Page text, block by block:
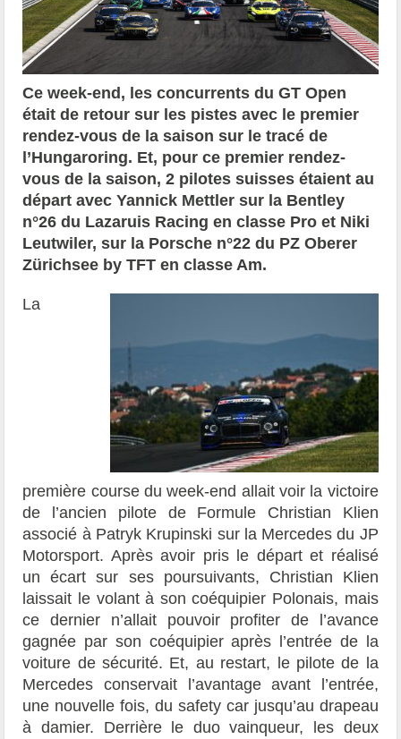
Ce week-end, les concurrents du GT Open
était de retour sur les pistes avec le premier
rendez-vous de la saison sur le tracé de
l’Hungaroring. Et, pour ce premier rendez-
vous de la saison, 2 pilotes suisses étaient au
départ avec Yannick Mettler sur la Bentley
n°26 du Lazaruis Racing en classe Pro et Niki
Leutwiler, sur la Porsche n°22 du PZ Oberer
Zürichsee by TFT en classe Am.
La
première course du week-end allait voir la victoire
de l’ancien pilote de Formule Christian Klien
associé à Patryk Krupinski sur la Mercedes du JP
Motorsport. Après avoir pris le départ et réalisé
un écart sur ses poursuivants, Christian Klien
laissait le volant à son coéquipier Polonais, mais
ce dernier n’allait pouvoir profiter de l’avance
gagnée par son coéquipier après l’entrée de la
voiture de sécurité. Et, au restart, le pilote de la
Mercedes conservait l’avantage avant l’entrée,
une nouvelle fois, du safety car jusqu’au drapeau
à damier. Derrière le duo vainqueur, les deux